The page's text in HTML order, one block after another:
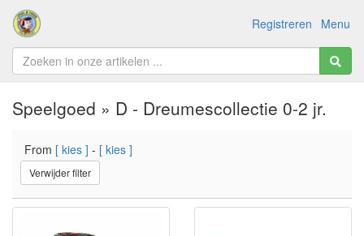
Menu
Registreren
Speelgoed » D - Dreumescollectie 0-2 jr.
From [ kies ] - [ kies ]
Verwijder filter